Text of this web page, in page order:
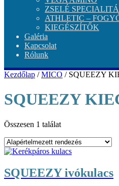
ZSELÉ
ATHLETIC –
KIEGÉSZÍTŐK
Galéria
Kapcsolat
Rólunk
Kezdőlap /MICO / SQUEEZY
SQUEEZY
Összesen 1 találat
SQUEEZY ivókulacs